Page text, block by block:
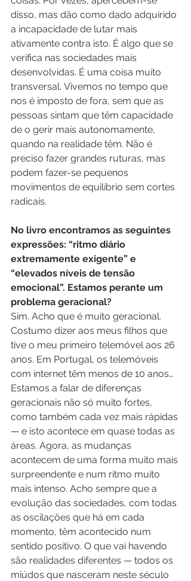
disso, mas dão como dado adquirido
a incapacidade de lutar mais
ativamente contra isto. É algo que se
verifica nas sociedades mais
desenvolvidas. É uma coisa muito
transversal. Vivemos no tempo que
nos é imposto de fora, sem que as
pessoas sintam que têm capacidade
de o gerir mais autonomamente,
quando na realidade têm. Não é
preciso fazer grandes ruturas, mas
podem fazer-se pequenos
movimentos de equilíbrio sem cortes
radicais.
No livro encontramos as seguintes
expressões: “ritmo diário
extremamente exigente” e
“elevados níveis de tensão
emocional”. Estamos perante um
problema geracional?
Sim. Acho que é muito geracional.
Costumo dizer aos meus filhos que
tive o meu primeiro telemóvel aos 26
anos. Em Portugal, os telemóveis
com internet têm menos de 10 anos…
Estamos a falar de diferenças
geracionais não só muito fortes,
como também cada vez mais rápidas
— e isto acontece em quase todas as
áreas. Agora, as mudanças
acontecem de uma forma muito mais
surpreendente e num ritmo muito
mais intenso. Acho sempre que a
evolução das sociedades, com todas
as oscilações que há em cada
momento, têm acontecido num
sentido positivo. O que vai havendo
são realidades diferentes — todos os
miúdos que nasceram neste século